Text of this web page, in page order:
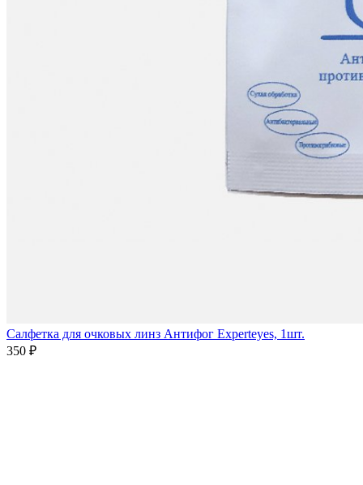
Салфетка для очковых линз Антифог Experteyes, 1шт.
350 ₽